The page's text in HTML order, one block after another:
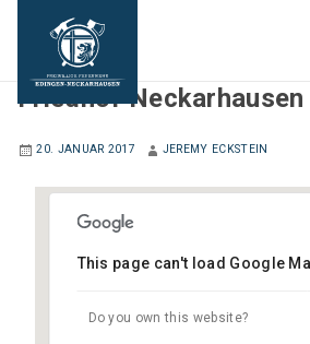
Friedhof Neckarhausen
20. JANUAR 2017 JEREMY ECKSTEIN
Friedhof Neckarhausen
Speyerer Straße - Edingen-
This page can't load Google
Do you own this website?